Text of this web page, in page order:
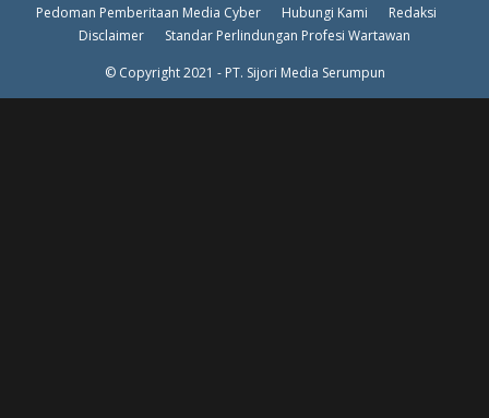
Pedoman Pemberitaan Media Cyber
Hubungi Kami
Redaksi
Disclaimer
Standar Perlindungan Profesi Wartawan
© Copyright 2021 - PT. Sijori Media Serumpun